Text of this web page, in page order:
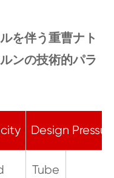
を伴う重曹ナト
ンの技術的パラ
Design
Tube